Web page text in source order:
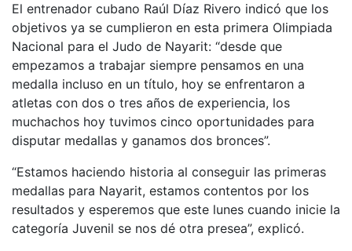
El entrenador cubano Raúl Díaz Rivero indicó que los
objetivos ya se cumplieron en esta primera Olimpiada
Nacional para el Judo de Nayarit: “desde que
empezamos a trabajar siempre pensamos en una
medalla incluso en un título, hoy se enfrentaron a
atletas con dos o tres años de experiencia, los
muchachos hoy tuvimos cinco oportunidades para
disputar medallas y ganamos dos bronces”.
“Estamos haciendo historia al conseguir las primeras
medallas para Nayarit, estamos contentos por los
resultados y esperemos que este lunes cuando inicie la
categoría Juvenil se nos dé otra presea”, explicó.